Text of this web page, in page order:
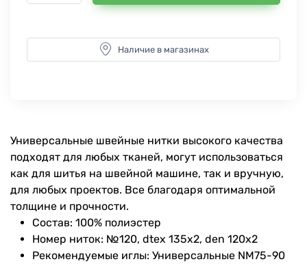
Наличие в магазинах
Универсальные швейные нитки высокого качества
подходят для любых тканей, могут использоваться
как для шитья на швейной машине, так и вручную,
для любых проектов. Все благодаря оптимальной
толщине и прочности.
Состав: 100% полиэстер
Номер ниток: №120, dtex 135x2, den 120x2
Рекомендуемые иглы: Универсальные NM75-90